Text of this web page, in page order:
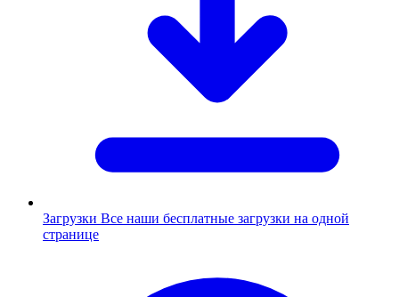
Загрузки Все наши бесплатные загрузки на одной
странице